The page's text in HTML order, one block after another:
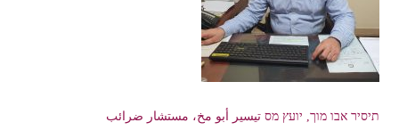
תיסיר אבו מוך, יועץ מס تيسير أبو مخ، مستشار ضرائب